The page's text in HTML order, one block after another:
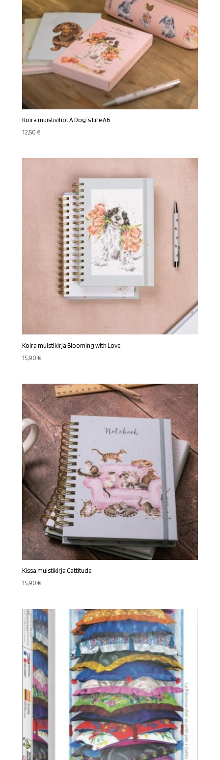
Koira muistivihot A Dog´s Life A6
12,50€
Koira muistikirja Blooming with Love
15,90€
Kissa muistikirja Cattitude
15,90€